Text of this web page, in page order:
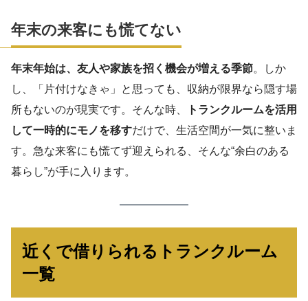
年末の来客にも慌てない
年末年始は、友人や家族を招く機会が増える季節。しか
し、「片付けなきゃ」と思っても、収納が限界なら隠す場
所もないのが現実です。そんな時、
トランクルームを活用
して一時的にモノを移すだけで、生活空間が一気に整いま
す。急な来客にも慌てず迎えられる、そんな“余白のある
暮らし”が手に入ります。
近くで借りられるトランクルーム
一覧